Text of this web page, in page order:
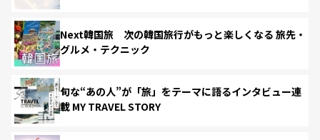
Next韓国旅 次の韓国旅行がもっと楽しくなる 旅先・
グルメ・テクニック
旬な“あの人”が「旅」をテーマに語るインタビュー連
載 MY TRAVEL STORY